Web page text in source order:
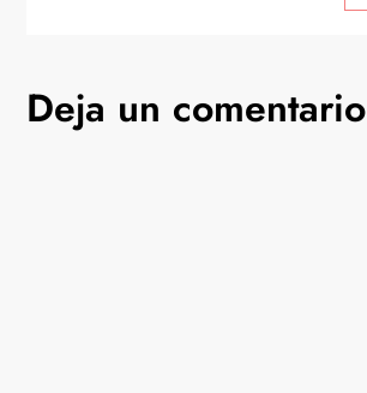
Deja un comentario